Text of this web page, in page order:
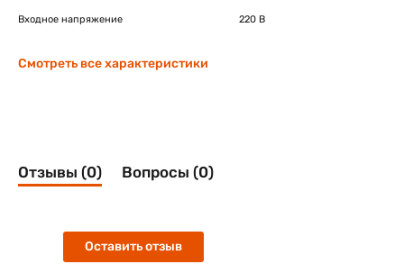
Входное напряжение 220 В
Смотреть все характеристики
Отзывы (0) Вопросы (0)
Оставить отзыв